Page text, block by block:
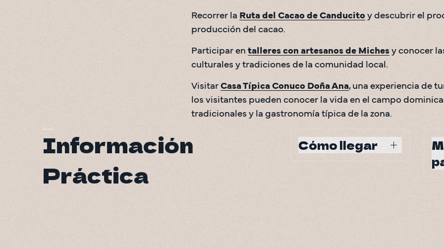
Recorrer la Ruta del Cacao de Canducito y descubrir el
producción del cacao.
Participar en talleres con artesanos de Miches y conocer
culturales y tradiciones de la comunidad local.
Visitar Casa Típica Conuco Doña Ana, una experiencia de
los visitantes pueden conocer la vida en el campo
tradicionales y la gastronomía típica de la zona.
Información
Práctica
Cómo llegar